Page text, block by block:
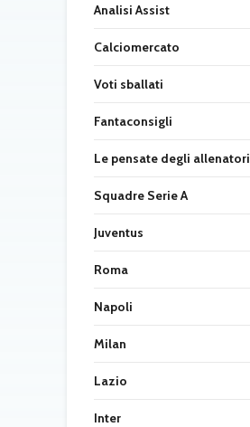
Analisi Assist
Calciomercato
Voti sballati
Fantaconsigli
Le pensate degli allenatori
Squadre Serie A
Juventus
Roma
Napoli
Milan
Lazio
Inter